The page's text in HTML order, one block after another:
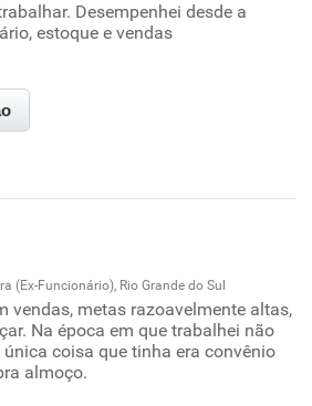
familiar
Desempenhei desde a
estoque e vendas
(Ex-Funcionário), Rio Grande do Sul
vendas, metas razoavelmente altas,
Na época em que trabalhei não
coisa que tinha era convênio
almoço.